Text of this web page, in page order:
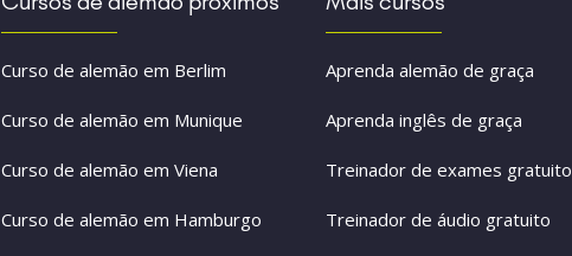
Curso de alemão em Berlim
Curso de alemão em Munique
Curso de alemão em Viena
Curso de alemão em Hamburgo
Aprenda alemão de graça
Aprenda inglês de graça
Treinador de exames gratuito
Treinador de áudio gratuito